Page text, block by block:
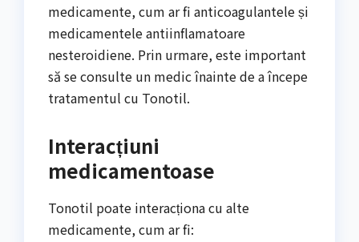
medicamente, cum ar fi anticoagulantele și
medicamentele antiinflamatoare
nesteroidiene. Prin urmare, este important
să se consulte un medic înainte de a începe
tratamentul cu Tonotil.
Interacțiuni
medicamentoase
Tonotil poate interacționa cu alte
medicamente, cum ar fi: